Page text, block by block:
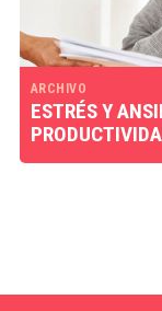
ARCHIVO
ESTRÉS Y